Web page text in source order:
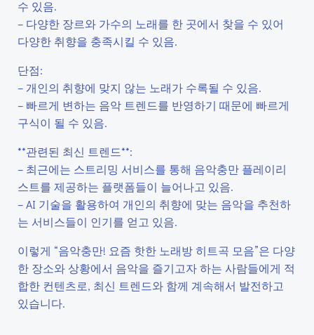
수 있음.
– 다양한 장르와 가수의 노래를 한 곳에서 찾을 수 있어
다양한 취향을 충족시킬 수 있음.
단점:
– 개인의 취향에 맞지 않는 노래가 수록될 수 있음.
– 빠르게 변하는 음악 트렌드를 반영하기 때문에 빠르게
구식이 될 수 있음.
**관련된 최신 트렌드**:
– 최근에는 스트리밍 서비스를 통해 음악충만 플레이리
스트를 제공하는 플랫폼들이 늘어나고 있음.
– AI 기술을 활용하여 개인의 취향에 맞는 음악을 추천하
는 서비스들이 인기를 얻고 있음.
이렇게 “음악충만! 요즘 핫한 노래방 히트곡 모음”은 다양
한 장소와 상황에서 음악을 즐기고자 하는 사람들에게 적
합한 컨텐츠로, 최신 트렌드와 함께 계속해서 발전하고
있습니다.